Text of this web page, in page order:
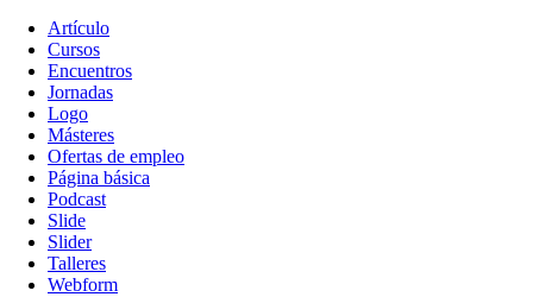
Tipo
contenido
Artículo
Cursos
Encuentros
Jornadas
Logo
Másteres
Ofertas de empleo
Página básica
Podcast
Slide
Slider
Talleres
Webform